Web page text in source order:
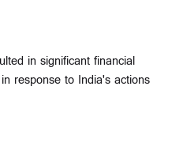
in significant financial
response to India's actions